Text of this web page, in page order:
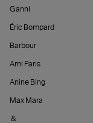
Ganni
Éric Bompard
Barbour
Ami Paris
Anine Bing
Max Mara
&